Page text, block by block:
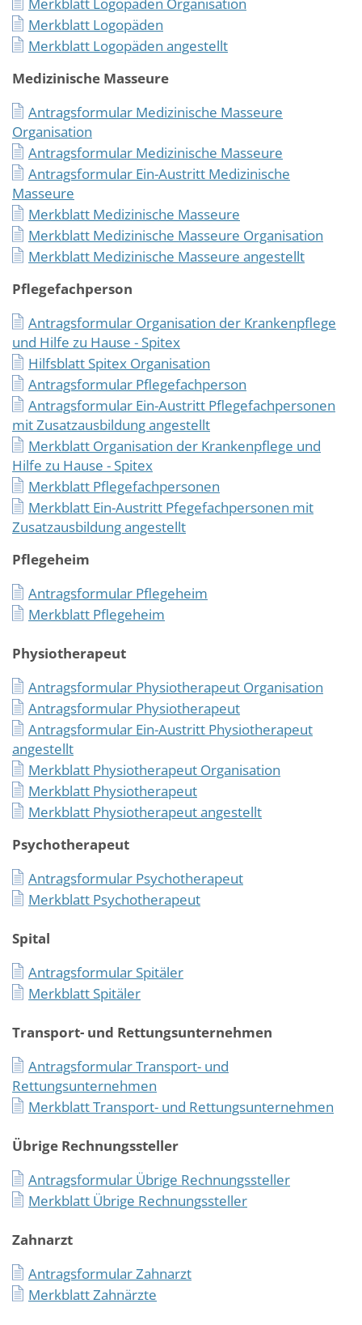
Merkblatt Logopäden
Merkblatt Logopäden angestellt
Medizinische Masseure
Antragsformular Medizinische Masseure
Organisation
Antragsformular Medizinische Masseure
Antragsformular Ein-Austritt Medizinische
Masseure
Merkblatt Medizinische Masseure
Merkblatt Medizinische Masseure Organisation
Merkblatt Medizinische Masseure angestellt
Pflegefachperson
Antragsformular Organisation der Krankenpflege
und Hilfe zu Hause - Spitex
Hilfsblatt Spitex Organisation
Antragsformular Pflegefachperson
Antragsformular Ein-Austritt Pflegefachpersonen
mit Zusatzausbildung angestellt
Merkblatt Organisation der Krankenpflege und
Hilfe zu Hause - Spitex
Merkblatt Pflegefachpersonen
Merkblatt Ein-Austritt Pfegefachpersonen mit
Zusatzausbildung angestellt
Pflegeheim
Antragsformular Pflegeheim
Merkblatt Pflegeheim
Physiotherapeut
Antragsformular Physiotherapeut Organisation
Antragsformular Physiotherapeut
Antragsformular Ein-Austritt Physiotherapeut
angestellt
Merkblatt Physiotherapeut Organisation
Merkblatt Physiotherapeut
Merkblatt Physiotherapeut angestellt
Psychotherapeut
Antragsformular Psychotherapeut
Merkblatt Psychotherapeut
Spital
Antragsformular Spitäler
Merkblatt Spitäler
Transport- und Rettungsunternehmen
Antragsformular Transport- und
Rettungsunternehmen
Merkblatt Transport- und Rettungsunternehmen
Übrige Rechnungssteller
Antragsformular Übrige Rechnungssteller
Merkblatt Übrige Rechnungssteller
Zahnarzt
Antragsformular Zahnarzt
Merkblatt Zahnärzte